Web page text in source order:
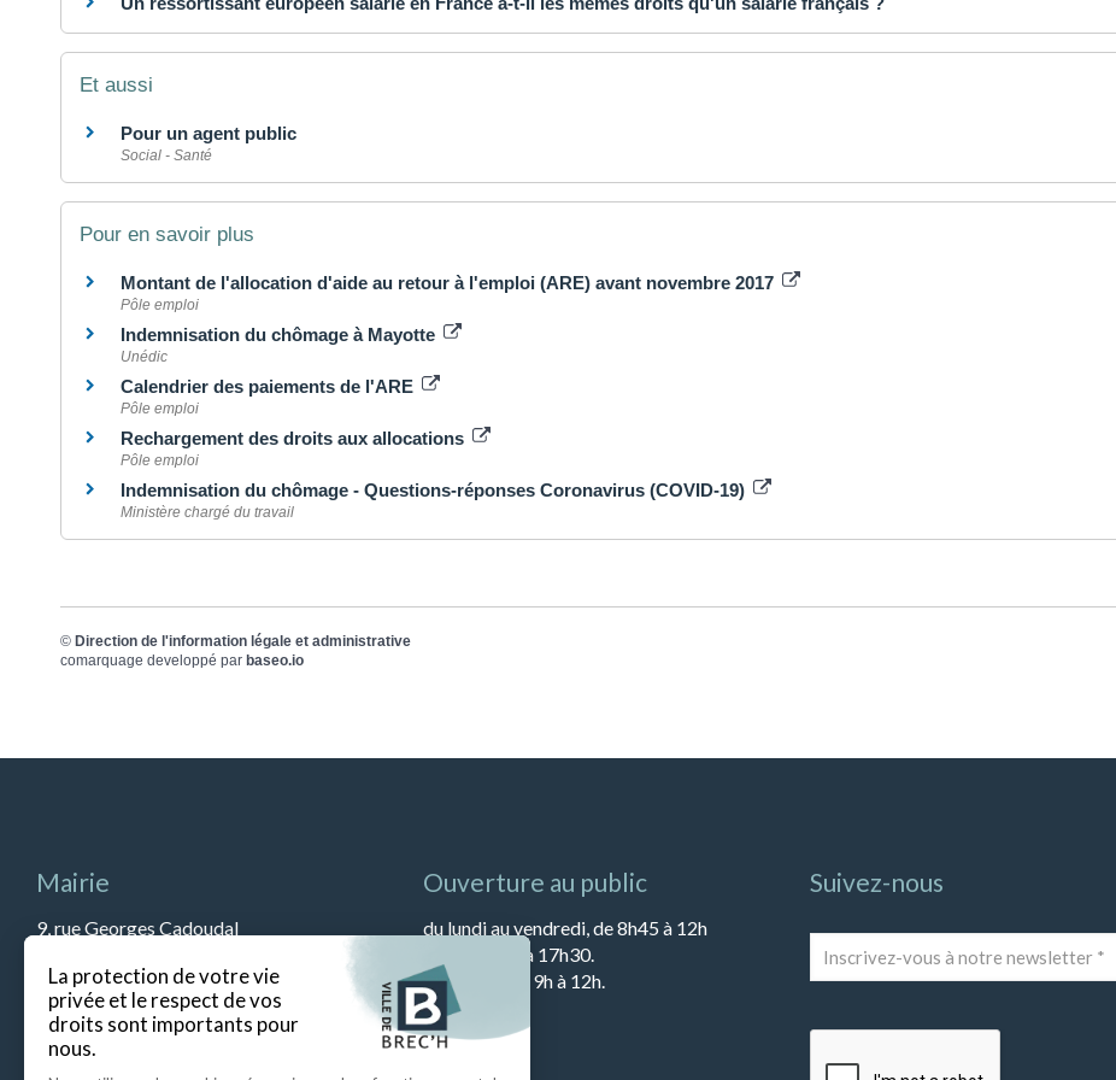
Et aussi
Pour un agent public
Social - Santé
Pour en savoir plus
Montant de l'allocation d'aide au retour à l'emploi (ARE) avant novembre 2017
Pôle emploi
Indemnisation du chômage à Mayotte
Unédic
Calendrier des paiements de l'ARE
Pôle emploi
Rechargement des droits aux allocations
Pôle emploi
Indemnisation du chômage - Questions-réponses Coronavirus (COVID-19)
Ministère chargé du travail
© Direction de l'information légale et administrative
comarquage developpé par baseo.io
Mairie
9, rue Georges Cadoudal
Tél : 02 97 57 79 90
Fax : 02 97 57 52 67
Ouverture au public
du lundi au vendredi, de 8h45 à 12h
et de 13h45 à 17h30.
Le samedi de 9h à 12h.
Suivez-nous
vous
newsletter